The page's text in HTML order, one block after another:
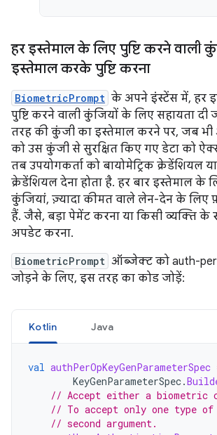
हर इस्तेमाल के लिए पुष्टि करने वाली
इस्तेमाल करके पुष्टि करना
BiometricPrompt के अपने इंस्टेंस में, हर
पुष्टि करने वाली कुंजियों के लिए सहायता
तरह की कुंजी का इस्तेमाल करने पर, जब
को उस कुंजी से सुरक्षित किए गए डेटा को
तब उपयोगकर्ता को बायोमेट्रिक क्रेडेंशियल
क्रेडेंशियल देना होता है. हर बार इस्तेमाल के
कुंजियां, ज़्यादा कीमत वाले लेन-देन के लिए
हैं. जैसे, बड़ा पेमेंट करना या किसी व्यक्ति के
अपडेट करना.
BiometricPrompt ऑब्जेक्ट को auth-
जोड़ने के लिए, इस तरह का कोड जोड़ें:
Kotlin Java
val authPerOpKeyGenParameterSpec
KeyGenParameterSpec.
// Accept either a biometric
// To accept only one type
// second argument.